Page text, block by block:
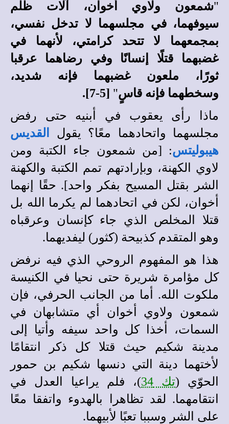
"شمعون ولاوي أخوان، آلات ظلم
سيوفهما، في مجلسهما لا تدخل نفسي،
بمجمعهما لا تتحد كرامتي، لأنهما في
غضبهما قتلًا إنسانًا وفي رضاهما عرقبا
ثورًا، ملعون غضبهما فإنه شديد،
وسخطهما فإنه قاسٍ"
[5-7].
ماذا رأى يعقوب في أبنيه حتى رفض
مجلسهما واتحادهما معًا؟ يقول
القديس
هيبوليتس: [من شمعون جاء الكتبة ومن
لاوي الكهنة، وبإرادتهم تمم الكتبة والكهنة
الشر بقتل المسيح بفكر واحد]. حقًا إنهما
أخوان، لكن في اتحادهما لم يكرما الله بل
قتلا المخلص الذي جاء كإنسان وعرقباه
وهو المتقدم كذبيحة (كثور) ليفديهما.
هذا هو المفهوم الروحي الذي فيه نرفض
كل مؤامرة شريرة حتى نحيا في الكنيسة
ملكوت الله. أما من الجانب الحرفي، فإن
شمعون ولاوي أخوان أي متشابهان في
السمات، أخذا كل واحد سيفه وأتيا إلى
مدينة شكيم حيث قتلا كل ذكر انتقامًا
لأختهما دينة التي دنسها شكيم بن حمور
الحوّي (تك 34
)، فلم يراعيا العدل في
انتقامهما. لقد تظاهرا بالهدوء واتفقا معًا
على الشر وسببا تعبًا لأبيهما.